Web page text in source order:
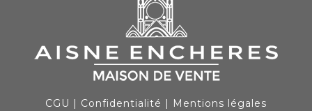
CGU | Confidentialité | Mentions légales